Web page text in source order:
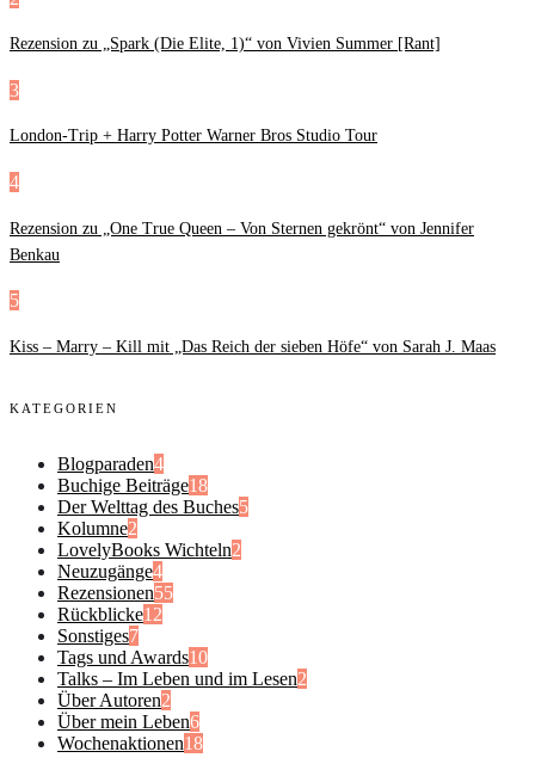
Rezension zu „Spark (Die Elite, 1)“ von Vivien Summer [Rant]
3
London-Trip + Harry Potter Warner Bros Studio Tour
4
Rezension zu „One True Queen – Von Sternen gekrönt“ von Jennifer
Benkau
5
Kiss – Marry – Kill mit „Das Reich der sieben Höfe“ von Sarah J. Maas
KATEGORIEN
Blogparaden4
Buchige Beiträge18
Der Welttag des Buches5
Kolumne2
LovelyBooks Wichteln2
Neuzugänge4
Rezensionen55
Rückblicke12
Sonstiges7
Tags und Awards10
Talks – Im Leben und im Lesen2
Über Autoren2
Über mein Leben6
Wochenaktionen18